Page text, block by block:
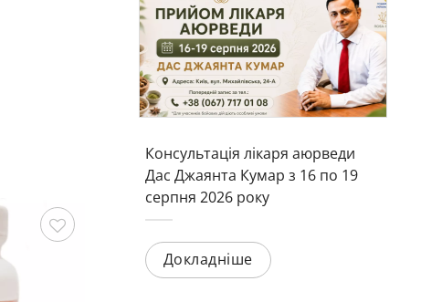
Консультація лікаря аюрведи
Дас Джаянта Кумар з 16 по 19
серпня 2026 року
Докладніше